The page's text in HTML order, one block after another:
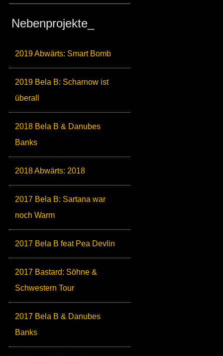
Nebenprojekte_
2019 Abwärts: Smart Bomb
2019 Bela B: Scharnow ist
überall
2018 Bela B & Danubes
Banks
2018 Abwärts: 2018
2017 Bela B: Sartana war
noch Warm
2017 Bela B feat Pea Devlin
2017 Bastard: Söhne &
Schwestern Tour
2017 Bela B & Danubes
Banks